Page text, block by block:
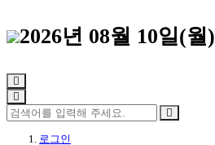
2026년 08월 10일(월)
로그인